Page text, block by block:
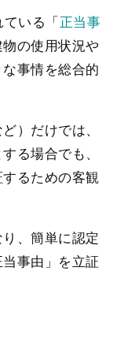
いる「正当事
の使用状況や
事情を総合的
）だけでは、
る場合でも、
るための客観
、簡単に認定
事由」を立証